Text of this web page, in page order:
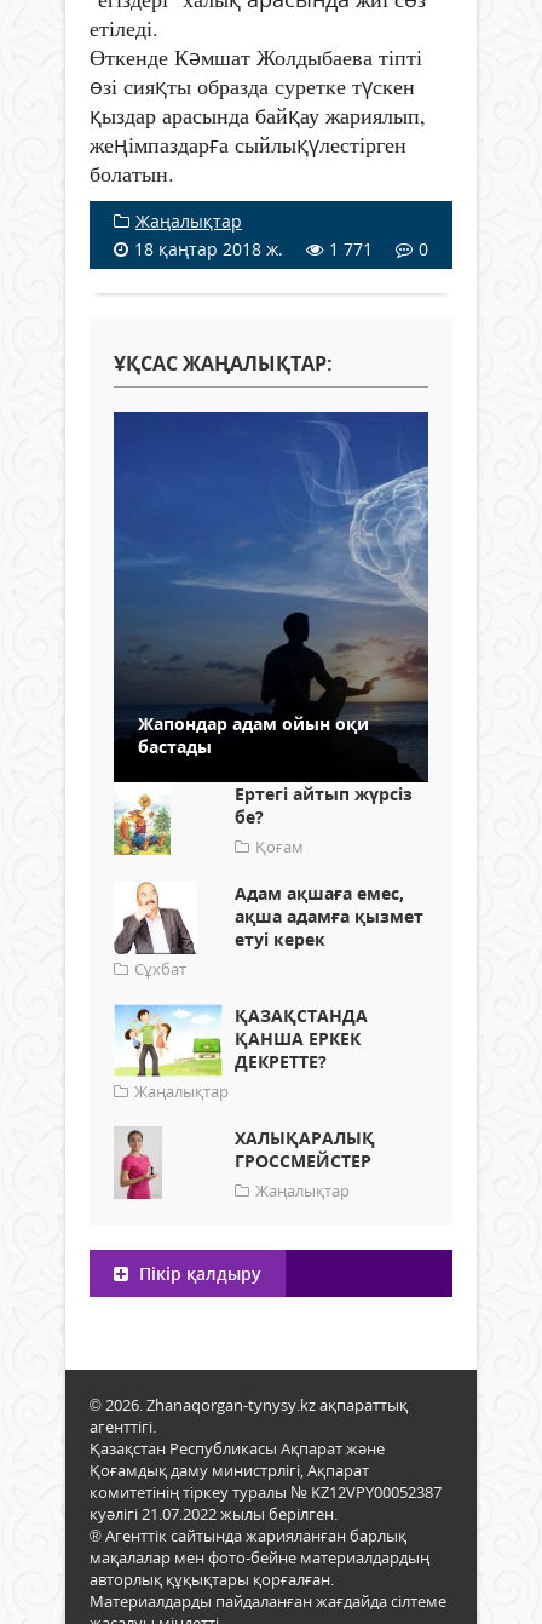
етіледі.
Өткенде Кәмшат Жолдыбаева тіпті
өзі сияқты образда суретке түскен
қыздар арасында байқау жариялып,
жеңімпаздарға сыйлықүлестірген
болатын.
Жаңалықтар
18 қаңтар 2018 ж.
1 771 0
ҰҚСАС ЖАҢАЛЫҚТАР:
Жапондар адам ойын оқи
бастады
Ертегі айтып жүрсіз
бе?
Қоғам
Адам ақшаға емес,
ақша адамға қызмет
етуі керек
Сұхбат
ҚАЗАҚСТАНДА
ҚАНША ЕРКЕК
ДЕКРЕТТЕ?
Жаңалықтар
ХАЛЫҚАРАЛЫҚ
ГРОССМЕЙСТЕР
Жаңалықтар
Пікір қалдыру
© 2026. Zhanaqorgan-tynysy.kz ақпараттық
агенттігі.
Қазақстан Республикасы Ақпарат және
Қоғамдық даму министрлігі, Ақпарат
комитетінің тіркеу туралы № KZ12VPY00052387
куәлігі 21.07.2022 жылы берілген.
® Агенттік сайтында жарияланған барлық
мақалалар мен фото-бейне материалдардың
авторлық құқықтары қорғалған.
Материалдарды пайдаланған жағдайда сілтеме